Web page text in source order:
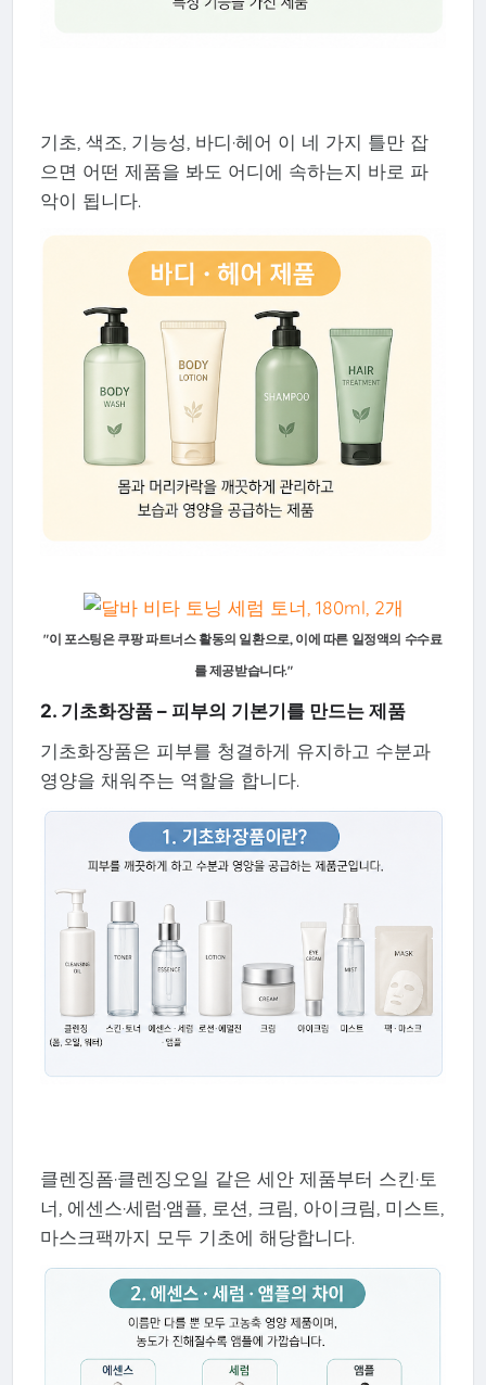
기초, 색조, 기능성, 바디·헤어 이 네 가지 틀만 잡
으면 어떤 제품을 봐도 어디에 속하는지 바로 파
악이 됩니다.
"이 포스팅은 쿠팡 파트너스 활동의 일환으로, 이에 따른 일정액의 수수료
를 제공받습니다."
2. 기초화장품 – 피부의 기본기를 만드는 제품
기초화장품은 피부를 청결하게 유지하고 수분과
영양을 채워주는 역할을 합니다.
클렌징폼·클렌징오일 같은 세안 제품부터 스킨·토
너, 에센스·세럼·앰플, 로션, 크림, 아이크림, 미스트,
마스크팩까지 모두 기초에 해당합니다.